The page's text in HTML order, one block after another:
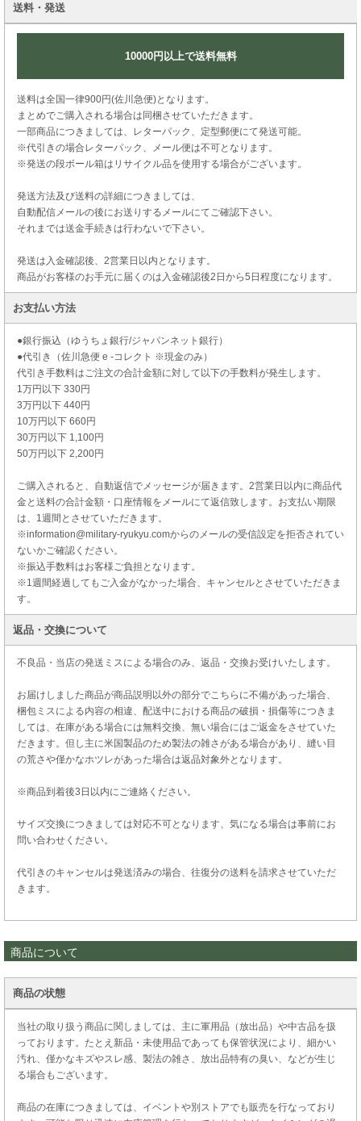
送料・発送
10000円以上で送料無料
送料は全国一律900円(佐川急便)となります。
まとめでご購入される場合は同梱させていただきます。
一部商品につきましては、レターパック、定型郵便にて発送可能。
※代引きの場合レターパック、メール便は不可となります。
※発送の段ボール箱はリサイクル品を使用する場合がございます。
発送方法及び送料の詳細につきましては、
自動配信メールの後にお送りするメールにてご確認下さい。
それまでは送金手続きは行わないで下さい。
発送は入金確認後、2営業日以内となります。
商品がお客様のお手元に届くのは入金確認後2日から5日程度になります。
お支払い方法
●銀行振込（ゆうちょ銀行/ジャパンネット銀行）
●代引き（佐川急便 e -コレクト ※現金のみ）
代引き手数料はご注文の合計金額に対して以下の手数料が発生します。
1万円以下 330円
3万円以下 440円
10万円以下 660円
30万円以下 1,100円
50万円以下 2,200円
ご購入されると、自動返信でメッセージが届きます。2営業日以内に商品代
金と送料の合計金額・口座情報をメールにて返信致します。お支払い期限
は、1週間とさせていただきます。
※information@military-ryukyu.comからのメールの受信設定を拒否されてい
ないかご確認ください。
※振込手数料はお客様ご負担となります。
※1週間経過してもご入金がなかった場合、キャンセルとさせていただきま
す。
返品・交換について
不良品・当店の発送ミスによる場合のみ、返品・交換お受けいたします。
お届けしました商品が商品説明以外の部分でこちらに不備があった場合、
梱包ミスによる内容の相違、配送中における商品の破損・損傷等につきま
しては、在庫がある場合には無料交換、無い場合にはご返金をさせていた
だきます。但し主に米国製品のため製法の雑さがある場合があり、縫い目
の荒さや僅かなホツレがあった場合は返品対象外となります。
※商品到着後3日以内にご連絡ください。
サイズ交換につきましては対応不可となります、気になる場合は事前にお
問い合わせください。
代引きのキャンセルは発送済みの場合、往復分の送料を請求させていただ
きます。
商品について
商品の状態
当社の取り扱う商品に関しましては、主に軍用品（放出品）や中古品を扱
っております。たとえ新品・未使用品であっても保管状況により、細かい
汚れ、僅かなキズやスレ感、製法の雑さ、放出品特有の臭い、などが生じ
る場合もございます。
商品の在庫につきましては、イベントや別ストアでも販売を行なっており